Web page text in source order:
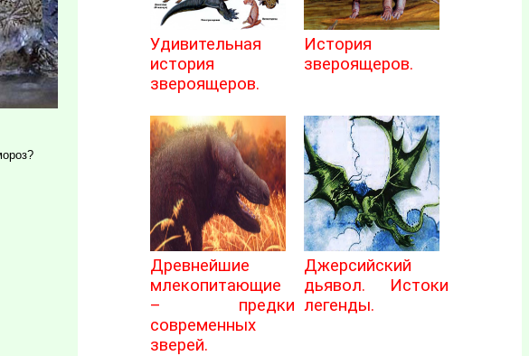
Удивительная
история
звероящеров.
История
звероящеров.
Древнейшие
млекопитающие
– предки
современных
зверей.
Джерсийский
дьявол. Истоки
легенды.